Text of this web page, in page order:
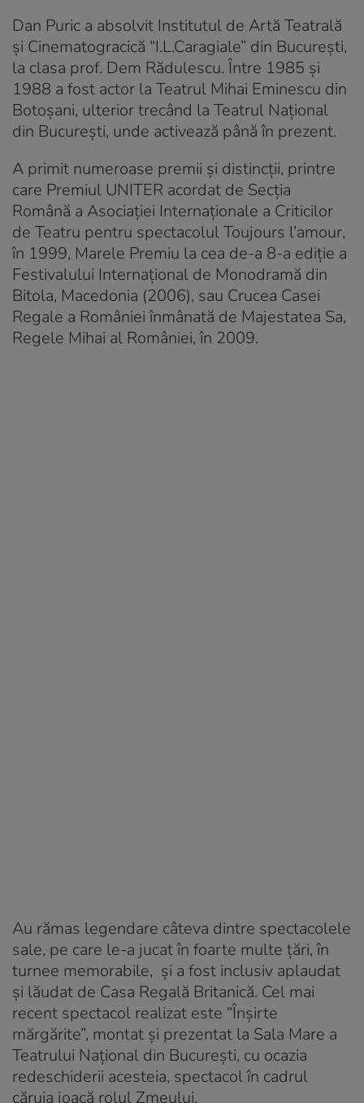
Dan Puric a absolvit Institutul de Artă Teatrală
şi Cinematogracică “I.L.Caragiale” din Bucureşti,
la clasa prof. Dem Rădulescu. Între 1985 şi
1988 a fost actor la Teatrul Mihai Eminescu din
Botoşani, ulterior trecând la Teatrul Naţional
din Bucureşti, unde activează până în prezent.
A primit numeroase premii şi distincţii, printre
care Premiul UNITER acordat de Secția
Română a Asociației Internaționale a Criticilor
de Teatru pentru spectacolul Toujours l’amour,
în 1999, Marele Premiu la cea de-a 8-a ediție a
Festivalului Internațional de Monodramă din
Bitola, Macedonia (2006), sau Crucea Casei
Regale a României înmânată de Majestatea Sa,
Regele Mihai al României, în 2009.
Au rămas legendare câteva dintre spectacolele
sale, pe care le-a jucat în foarte multe ţări, în
turnee memorabile, şi a fost inclusiv aplaudat
şi lăudat de Casa Regală Britanică. Cel mai
recent spectacol realizat este “Înşirte
mărgărite”, montat şi prezentat la Sala Mare a
Teatrului Naţional din Bucureşti, cu ocazia
redeschiderii acesteia, spectacol în cadrul
căruia joacă rolul Zmeului.